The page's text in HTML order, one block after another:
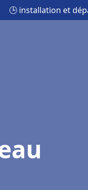
🕒 installation et